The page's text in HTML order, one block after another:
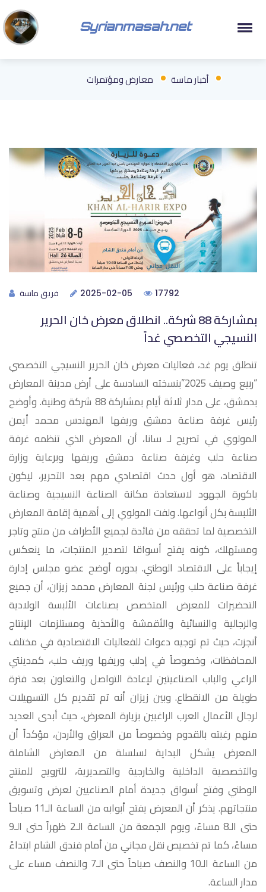
Syrianmasah.net
أخبار ماسة معارض ومؤتمرات
فريق ماسة 2025-02-05 17792
بمشاركة 88 شركة.. انطلاق معرض خان الحرير
النسيجي التخصصي غداً
تنطلق يوم غد، فعاليات معرض خان الحرير النسيجي التخصصي
“ربيع وصيف 2025”بنسخته السادسة على أرض مدينة المعارض
بدمشق، على مدار ثلاثة أيام بمشاركة 88 شركة وطنية. وأوضح
رئيس غرفة صناعة دمشق وريفها المهندس محمد أيمن
المولوي في تصريح لـ سانا، أن المعرض الذي تنظمه غرفة
صناعة حلب وغرفة صناعة دمشق وريفها وبرعاية وزارة
الاقتصاد، هو أول حدث اقتصادي مهم بعد التحرير، ليكون
باكورة الجهود لاستعادة مكانة الصناعة النسيجية وصناعة
الألبسة بكل أنواعها. ولفت المولوي إلى أهمية إقامة المعارض
التخصصية لما تحققه من فائدة لجميع الأطراف من منتج وتاجر
ومستهلك، كونه يفتح أسواقا لتصدير المنتجات، ما ينعكس
إيجاباً على الاقتصاد الوطني. بدوره أوضح عضو مجلس إدارة
غرفة صناعة حلب ورئيس لجنة المعارض محمد زيزان، أن جميع
التحضيرات للمعرض المتخصص بصناعات الألبسة الولادية
والرجالية والنسائية والأقمشة والأحذية ومستلزمات الإنتاج
أنجزت، حيث تم توجيه دعوات للفعاليات الاقتصادية في مختلف
المحافظات، وخصوصاً في إدلب وريفها وريف حلب، كمدينتي
الراعي والباب الصناعيتين لإعادة التواصل والتعاون بعد فترة
طويلة من الانقطاع. وبين زيزان أنه تم تقديم كل التسهيلات
لرجال الأعمال العرب الراغبين بزيارة المعرض، حيث أبدى العديد
منهم رغبته بالقدوم وخصوصاً من العراق والأردن، مؤكداً أن
المعرض يشكل البداية لسلسلة من المعارض الشاملة
والتخصصية الداخلية والخارجية والتصديرية، للترويج للمنتج
الوطني وفتح أسواق جديدة أمام الصناعيين لعرض وتسويق
منتجاتهم. يذكر أن المعرض يفتح أبوابه من الساعة الـ11 صباحاً
حتى الـ8 مساءً، ويوم الجمعة من الساعة الـ2 ظهراً حتى الـ9
مساءً، كما تم تخصيص نقل مجاني من أمام فندق الشام ابتداءً
من الساعة الـ10 والنصف صباحاً حتى الـ7 والنصف مساء على
مدار الساعة.